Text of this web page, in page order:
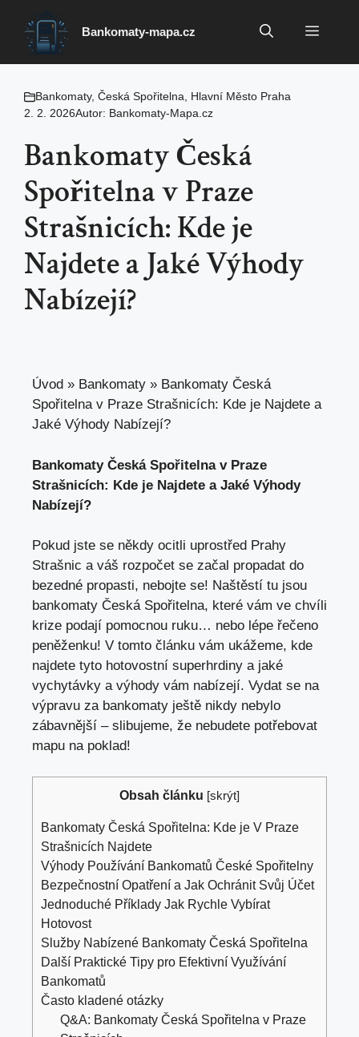
obsah
Bankomaty-mapa.cz Menu
Bankomaty, Česká Spořitelna
Hlavní Město Praha
2. 2. 2026Autor: Bankomaty-Mapa.cz
Bankomaty Česká
Spořitelna v Praze
Strašnicích: Kde je
Najdete a Jaké Výhody
Nabízejí?
Úvod » Bankomaty » Bankomaty Česká
Spořitelna v Praze Strašnicích: Kde je Najdete a
Jaké Výhody Nabízejí?
Bankomaty Česká Spořitelna v Praze‍
Strašnicích: Kde je Najdete a⁣ Jaké​ Výhody
Nabízejí?
Pokud jste ⁣se⁢ někdy⁤ ocitli uprostřed Prahy
Strašnic a váš rozpočet se začal propadat do
⁢bezedné propasti, nebojte se! Naštěstí tu jsou
bankomaty Česká Spořitelna, ‌které vám ve chvíli
krize podají pomocnou ruku… nebo lépe řečeno
peněženku! V tomto článku vám ukážeme, kde
najdete tyto hotovostní superhrdiny⁢ a‍ jaké
vychytávky a výhody ‍vám nabízejí. Vydat se na
výpravu za bankomaty ještě nikdy nebylo
⁤zábavnější – slibujeme, že nebudete potřebovat
mapu na poklad!
Obsah článku [skrýt]
Bankomaty Česká Spořitelna: Kde je V Praze
Strašnicích Najdete
Výhody ⁣Používání Bankomatů České Spořitelny
Bezpečnostní Opatření a‌ Jak Ochránit Svůj​ Účet
Jednoduché Příklady Jak Rychle Vybírat
Hotovost
Služby Nabízené Bankomaty Česká Spořitelna
Další Praktické Tipy pro Efektivní Využívání
Bankomatů
Často kladené otázky
Q&A: Bankomaty Česká Spořitelna v Praze⁢